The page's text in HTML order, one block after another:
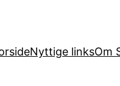
Nyttige linksOm